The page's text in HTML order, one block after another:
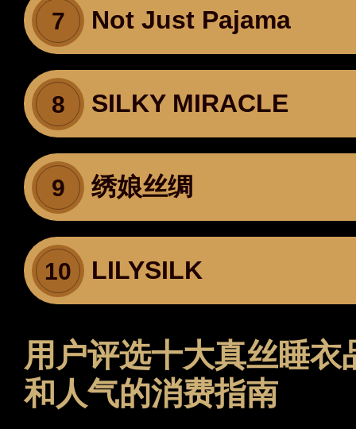
7 Not Just Pajama
8 SILKY MIRACLE
9 绣娘丝绸
10 LILYSILK
用户评选十大真丝睡衣
和人气的消费指南